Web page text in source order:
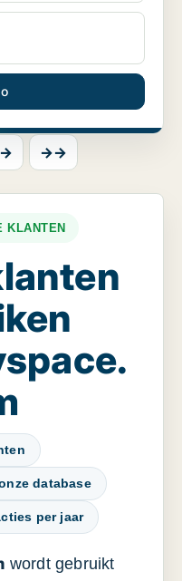
→ →→
KLANTEN
database
per jaar
wordt gebruikt